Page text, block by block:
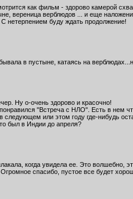
как фильм - здорово камерой
вереница верблюдов ... и еще
нетерпением буду ждать продолжение!
в пустыне, катаясь на
Ну о-очень здорово и красочно!
"Встреча с НЛО". Есть в нем
следующем или этом году где-нибудь
был в Индии до апреля?
когда увидела ее. Это волшебно,
спасибо, пустое все будет